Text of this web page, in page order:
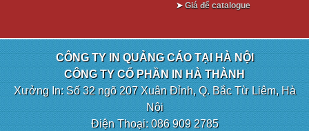
➤ Giá để catalogue
CÔNG TY IN QUẢNG CÁO TẠI HÀ NỘI
CÔNG TY CỔ PHẦN IN HÀ THÀNH
Xưởng In: Số 32 ngõ 207 Xuân Đỉnh, Q. Bắc Từ Liêm, Hà
Nội
Điện Thoại: 086 909 2785